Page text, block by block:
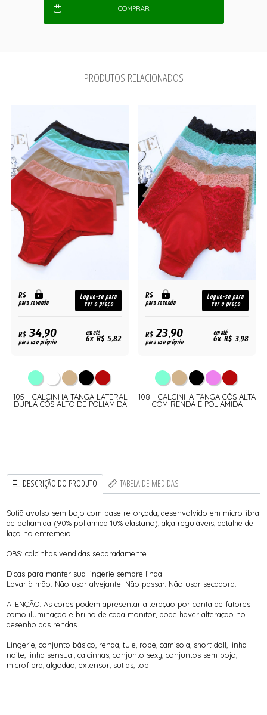
COMPRAR
PRODUTOS RELACIONADOS
R$
para revenda
Logue-se para
ver o preço
R$34,90
para uso próprio
em até
6x R$ 5,82
105 - CALCINHA TANGA LATERAL
DUPLA CÓS ALTO DE POLIAMIDA
R$
para revenda
Logue-se para
ver o preço
R$23,90
para uso próprio
em até
6x R$ 3,98
108 - CALCINHA TANGA CÓS ALTA
COM RENDA E POLIAMIDA
DESCRIÇÃO DO PRODUTO TABELA DE MEDIDAS
Sutiã avulso sem bojo com base reforçada, desenvolvido em microfibra
de poliamida (90% poliamida 10% elastano), alça reguláveis, detalhe de
laço no entremeio.
OBS: calcinhas vendidas separadamente.
Dicas para manter sua lingerie sempre linda:
Lavar à mão. Não usar alvejante. Não passar. Não usar secadora.
ATENÇÃO: As cores podem apresentar alteração por conta de fatores
como iluminação e brilho de cada monitor, pode haver alteração no
desenho das rendas.
Lingerie, conjunto básico, renda, tule, robe, camisola, short doll, linha
noite, linha sensual, calcinhas, conjunto sexy, conjuntos sem bojo,
microfibra, algodão, extensor, sutiãs, top.